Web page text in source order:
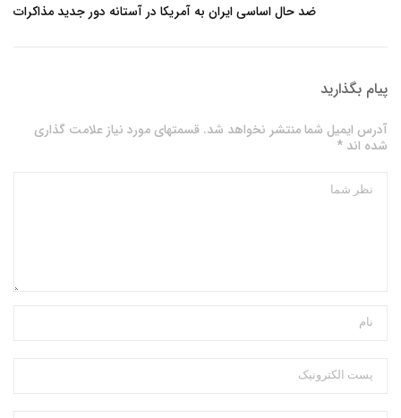
ضد حال اساسی ایران به آمریکا در آستانه دور جدید مذاکرات
پیام بگذارید
آدرس ایمیل شما منتشر نخواهد شد. قسمتهای مورد نیاز علامت گذاری
شده اند *